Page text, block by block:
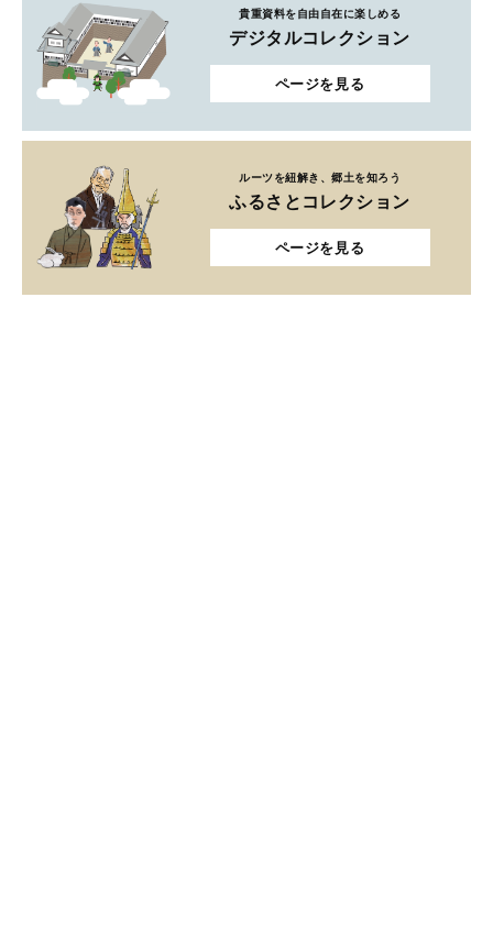
貴重資料を自由自在に楽しめる
デジタルコレクション
ページを見る
ルーツを紐解き、郷土を知ろう
ふるさとコレクション
ページを見る